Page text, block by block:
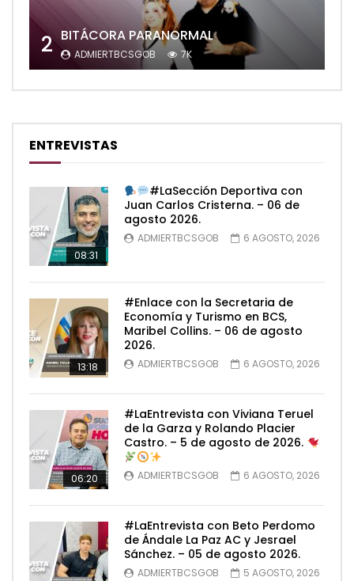
2 BITÁCORA PARANORMAL
ADMIERTBCSGOB 7K
ENTREVISTAS
08:31
#LaSección Deportiva con
Juan Carlos Cristerna. – 06 de
agosto 2026.
ADMIERTBCSGOB 6 AGOSTO, 2026
13:18
#Enlace con la Secretaria de
Economía y Turismo en BCS,
Maribel Collins. – 06 de agosto
2026.
ADMIERTBCSGOB 6 AGOSTO, 2026
06:20
#LaEntrevista con Viviana Teruel
de la Garza y Rolando Placier
Castro. – 5 de agosto de 2026.
ADMIERTBCSGOB 6 AGOSTO, 2026
#LaEntrevista con Beto Perdomo
de Ándale La Paz AC y Jesrael
Sánchez. – 05 de agosto 2026.
ADMIERTBCSGOB 5 AGOSTO, 2026